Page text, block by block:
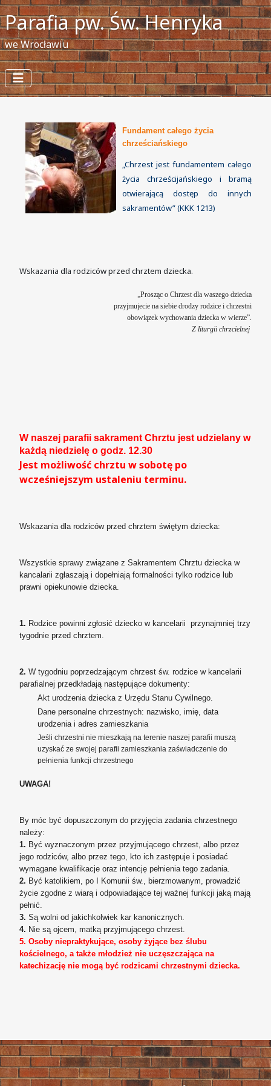
Parafia pw. Św. Henryka
we Wrocławiu
Fundament całego życia
chrześciańskiego
„Chrzest jest fundamentem całego
życia chrześcijańskiego i bramą
otwierającą dostęp do innych
sakramentów” (KKK 1213)
Wskazania dla rodziców przed chrztem dziecka.
„Prosząc o Chrzest dla waszego dziecka
przyjmujecie na siebie drodzy rodzice i chrzestni
obowiązek wychowania dziecka w wierze”.
Z liturgii chrzcielnej
W naszej parafii sakrament Chrztu jest udzielany w
każdą niedzielę o godz. 12.30
Jest możliwość chrztu w sobotę po
wcześniejszym ustaleniu terminu.
Wskazania dla rodziców przed chrztem świętym dziecka:
Wszystkie sprawy związane z Sakramentem Chrztu dziecka w
kancalarii zgłaszają i dopełniają formalności tylko rodzice lub
prawni opiekunowie dziecka.
1. Rodzice powinni zgłosić dziecko w kancelarii przynajmniej trzy
tygodnie przed chrztem.
2. W tygodniu poprzedzającym chrzest św. rodzice w kancelarii
parafialnej przedkładają następujące dokumenty:
Akt urodzenia dziecka z Urzędu Stanu Cywilnego.
Dane personalne chrzestnych: nazwisko, imię, data
urodzenia i adres zamieszkania
Jeśli chrzestni nie mieszkają na terenie naszej parafii muszą
uzyskać ze swojej parafii zamieszkania zaświadczenie do
pełnienia funkcji chrzestnego
UWAGA!
By móc być dopuszczonym do przyjęcia zadania chrzestnego
należy:
1. Być wyznaczonym przez przyjmującego chrzest, albo przez
jego rodziców, albo przez tego, kto ich zastępuje i posiadać
wymagane kwalifikacje oraz intencję pełnienia tego zadania.
2. Być katolikiem, po I Komunii św., bierzmowanym, prowadzić
życie zgodne z wiarą i odpowiadające tej ważnej funkcji jaką mają
pełnić.
3. Są wolni od jakichkolwiek kar kanonicznych.
4. Nie są ojcem, matką przyjmującego chrzest.
5. Osoby niepraktykujące, osoby żyjące bez ślubu
kościelnego, a także młodzież nie uczęszczająca na
katechizację nie mogą być rodzicami chrzestnymi dziecka.